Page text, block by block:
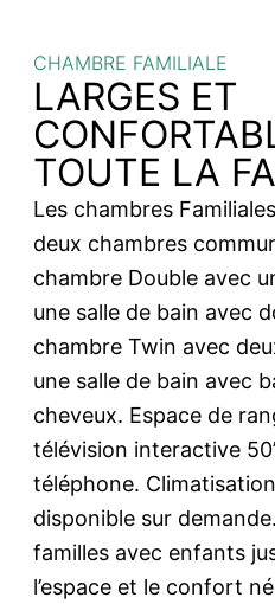
CHAMBRE FAMILIALE
LARGES ET
TOUTE LA
Les chambres
deux chambres
chambre Double avec
une salle de bain avec
chambre Twin avec
une salle de bain avec
cheveux. Espace de
télévision interactive
téléphone.
disponible sur
familles avec enfants
l’espace et le confort